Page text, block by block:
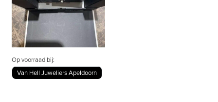
Op voorraad bij:
Van Hell Juweliers Apeldoorn